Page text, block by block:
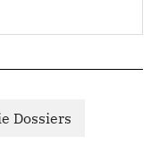
Dossiers